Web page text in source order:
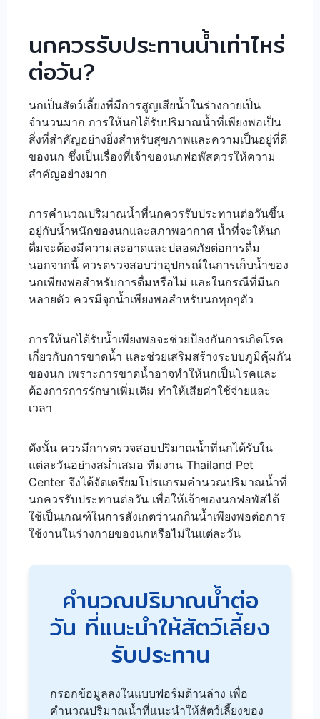
นกควรรับประทานน้ำเท่าไหร่
ต่อวัน?
นกเป็นสัตว์เลี้ยงที่มีการสูญเสียน้ำในร่างกายเป็น
จำนวนมาก การให้นกได้รับปริมาณน้ำที่เพียงพอเป็น
สิ่งที่สำคัญอย่างยิ่งสำหรับสุขภาพและความเป็นอยู่ที่ดี
ของนก ซึ่งเป็นเรื่องที่เจ้าของนกฟอพัสควรให้ความ
สำคัญอย่างมาก
การคำนวณปริมาณน้ำที่นกควรรับประทานต่อวันขึ้น
อยู่กับน้ำหนักของนกและสภาพอากาศ น้ำที่จะให้นก
ดื่มจะต้องมีความสะอาดและปลอดภัยต่อการดื่ม
นอกจากนี้ ควรตรวจสอบว่าอุปกรณ์ในการเก็บน้ำของ
นกเพียงพอสำหรับการดื่มหรือไม่ และในกรณีที่มีนก
หลายตัว ควรมีจุกน้ำเพียงพอสำหรับนกทุกๆตัว
การให้นกได้รับน้ำเพียงพอจะช่วยป้องกันการเกิดโรค
เกี่ยวกับการขาดน้ำ และช่วยเสริมสร้างระบบภูมิคุ้มกัน
ของนก เพราะการขาดน้ำอาจทำให้นกเป็นโรคและ
ต้องการการรักษาเพิ่มเติม ทำให้เสียค่าใช้จ่ายและ
เวลา
ดังนั้น ควรมีการตรวจสอบปริมาณน้ำที่นกได้รับใน
แต่ละวันอย่างสม่ำเสมอ ทีมงาน Thailand Pet
Center จึงได้จัดเตรียมโปรแกรมคำนวณปริมาณน้ำที่
นกควรรับประทานต่อวัน เพื่อให้เจ้าของนกฟอพัสได้
ใช้เป็นเกณฑ์ในการสังเกตว่านกกินน้ำเพียงพอต่อการ
ใช้งานในร่างกายของนกหรือไม่ในแต่ละวัน
คำนวณปริมาณน้ำต่อ
วัน ที่แนะนำให้สัตว์เลี้ยง
รับประทาน
กรอกข้อมูลลงในแบบฟอร์มด้านล่าง เพื่อ
คำนวณปริมาณน้ำที่แนะนำให้สัตว์เลี้ยงของ